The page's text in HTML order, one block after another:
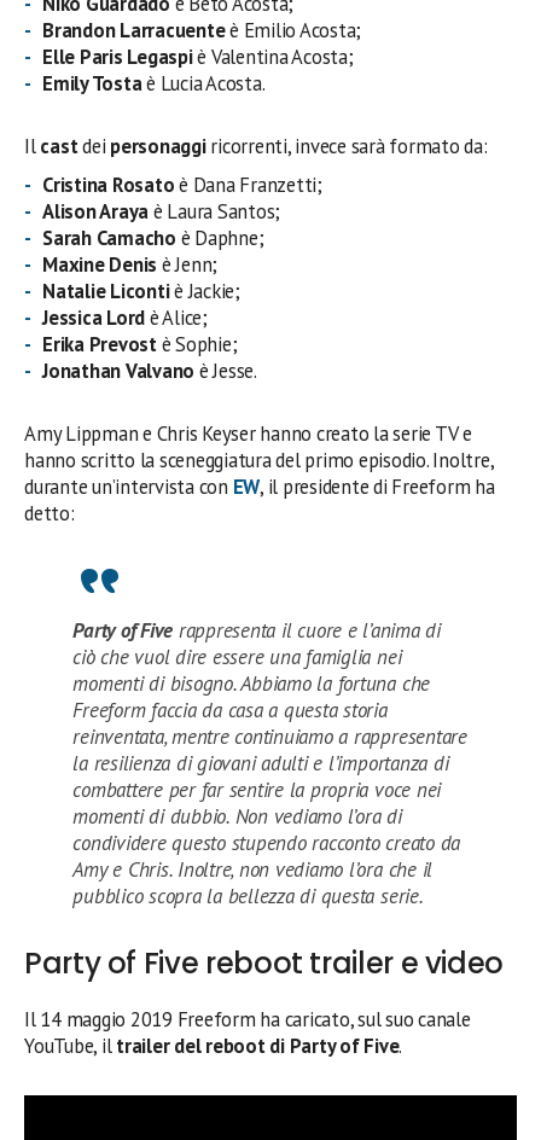
Brandon Larracuenteè Emilio Acosta;
Elle Paris Legaspiè Valentina Acosta;
Emily Tostaè Lucia Acosta.
Ilcastdei personaggiricorrenti, invece sarà formato da:
Cristina Rosatoè Dana Franzetti;
Alison Arayaè Laura Santos;
Sarah Camacho è Daphne;
Maxine Denis è Jenn;
Natalie Licontiè Jackie;
Jessica Lordè Alice;
Erika Prevostè Sophie;
Jonathan Valvano è Jesse.
Amy Lippman e Chris Keyser hanno creato la serie TV e
hanno scritto la sceneggiatura del primo episodio. Inoltre,
durante un’intervista con EW, il presidente di Freeform ha
detto:
Party of Five rappresenta il cuore e l’anima di
ciò che vuol dire essere una famiglia nei
momenti di bisogno. Abbiamo la fortuna che
Freeform faccia da casa a questa storia
reinventata, mentre continuiamo a rappresentare
la resilienza di giovani adulti e l’importanza di
combattere per far sentire la propria voce nei
momenti di dubbio. Non vediamo l’ora di
condividere questo stupendo racconto creato da
Amy e Chris. Inoltre, non vediamo l’ora che il
pubblico scopra la bellezza di questa serie.
Party of Five reboot trailer e video
Il 14 maggio 2019 Freeform ha caricato, sul suo canale
YouTube, iltrailer del reboot di Party of Five.